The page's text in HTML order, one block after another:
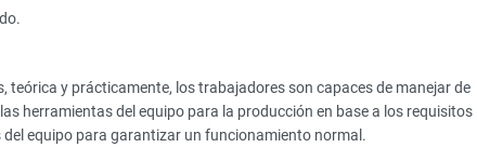
teórica y prácticamente, los trabajadores son capaces de manejar de
herramientas del equipo para la producción en base a los requisitos
equipo para garantizar un funcionamiento normal.